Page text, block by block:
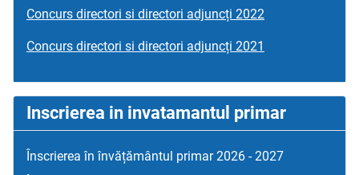
Concurs directori si directori adjuncți 2022
Concurs directori si directori adjuncți 2021
Inscrierea in invatamantul primar
Înscrierea în învățământul primar 2026 - 2027